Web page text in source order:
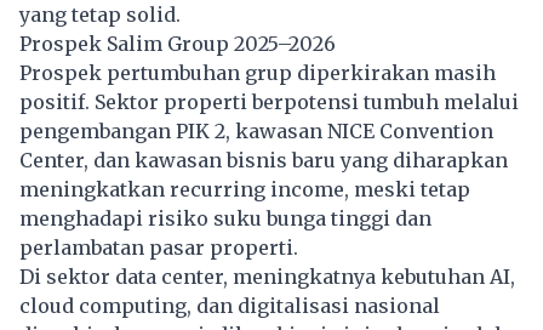
yang tetap solid.
Prospek Salim Group 2025–2026
Prospek pertumbuhan grup diperkirakan masih
positif. Sektor properti berpotensi tumbuh melalui
pengembangan PIK 2, kawasan NICE Convention
Center, dan kawasan bisnis baru yang diharapkan
meningkatkan recurring income, meski tetap
menghadapi risiko suku bunga tinggi dan
perlambatan pasar properti.
Di sektor data center, meningkatnya kebutuhan AI,
cloud computing, dan digitalisasi nasional